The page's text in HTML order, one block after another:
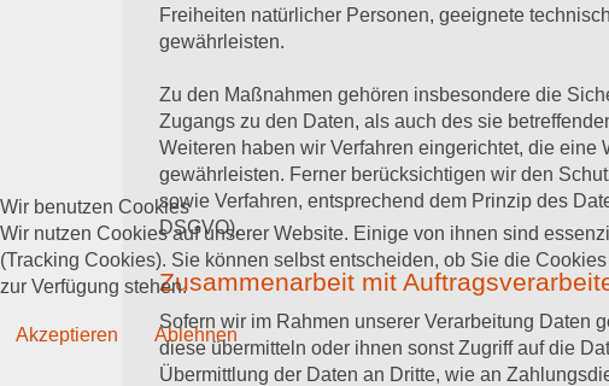
Freiheiten natürlicher Personen, geeignete
gewährleisten.
Zu den Maßnahmen gehören insbesondere die
Zugangs zu den Daten, als auch des sie
Weiteren haben wir Verfahren eingerichtet, die
gewährleisten. Ferner berücksichtigen wir den
sowie Verfahren, entsprechend dem Prinzip des
DSGVO).
Zusammenarbeit mit
Sofern wir im Rahmen unserer Verarbeitung Daten
diese übermitteln oder ihnen sonst Zugriff auf die
Übermittlung der Daten an Dritte, wie an
Wir benutzen Cookies
Wir nutzen Cookies auf unserer Website. Einige von ihnen sind
(Tracking Cookies). Sie können selbst entscheiden, ob Sie die
zur Verfügung stehen.
Akzeptieren
Ablehnen